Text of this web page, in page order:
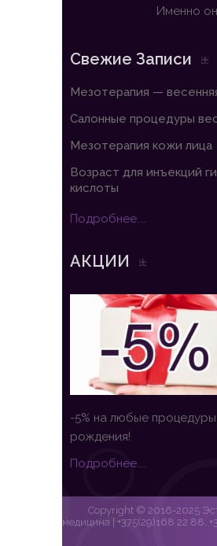
Именно
Свежие Записи
Мезотерапия —
Салонные процедуры
Мезотерапия кожи лица
Возраст для инъекций
кислоты
Подробнее....
АКЦИИ
-5% на любые
рождения!
Подробнее....
Copyright © 2016-2025
медицина | +375(29)168 22 88,